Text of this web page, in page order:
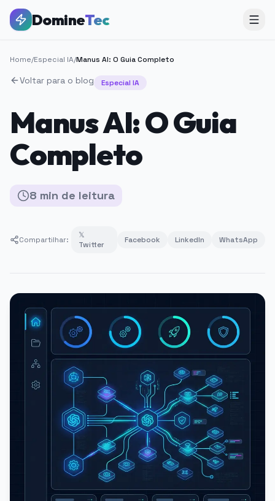
DomineTec
Home/Especial IA/Manus AI: O Guia Completo
Voltar para o blog Especial IA
Manus AI: O Guia
Completo
8 min de leitura
Compartilhar:
𝕏
Twitter
Facebook LinkedIn WhatsApp